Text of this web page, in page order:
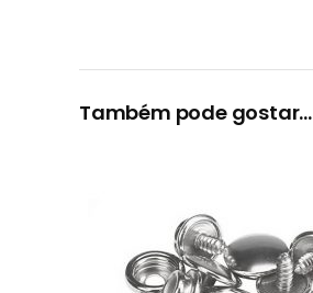
Também pode gostar…